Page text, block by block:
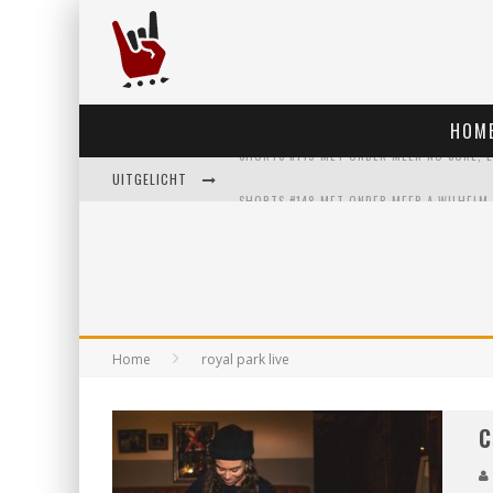
UITGELICHT
Home royal park live